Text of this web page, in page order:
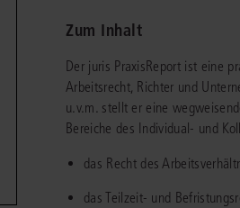
Familienrecht
Handels- und
Insolvenzrecht
IT-und Medienrecht
für eine erste Produktempfehlung.
(Mo-Fr 8-18 Uhr).
Zum Inhalt
Der juris PraxisReport ist eine
Arbeitsrecht, Richter und
u.v.m. stellt er eine
Bereiche des Individual- und
das Recht des
das Teilzeit- und